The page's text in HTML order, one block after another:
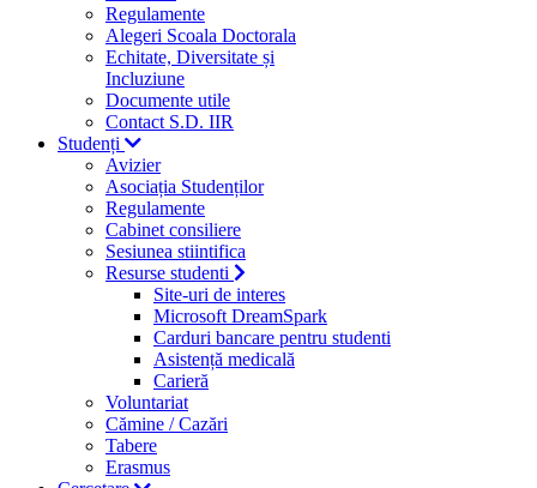
Regulamente
Alegeri Scoala Doctorala
Echitate, Diversitate și
Incluziune
Documente utile
Contact S.D. IIR
Studenți
Avizier
Asociația Studenților
Regulamente
Cabinet consiliere
Sesiunea stiintifica
Resurse studenti
Site-uri de interes
Microsoft DreamSpark
Carduri bancare pentru studenti
Asistență medicală
Carieră
Voluntariat
Cămine / Cazări
Tabere
Erasmus